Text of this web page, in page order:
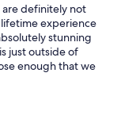
are definitely not
experience
stunning
just outside of
enough that we
Highly suggest
not a